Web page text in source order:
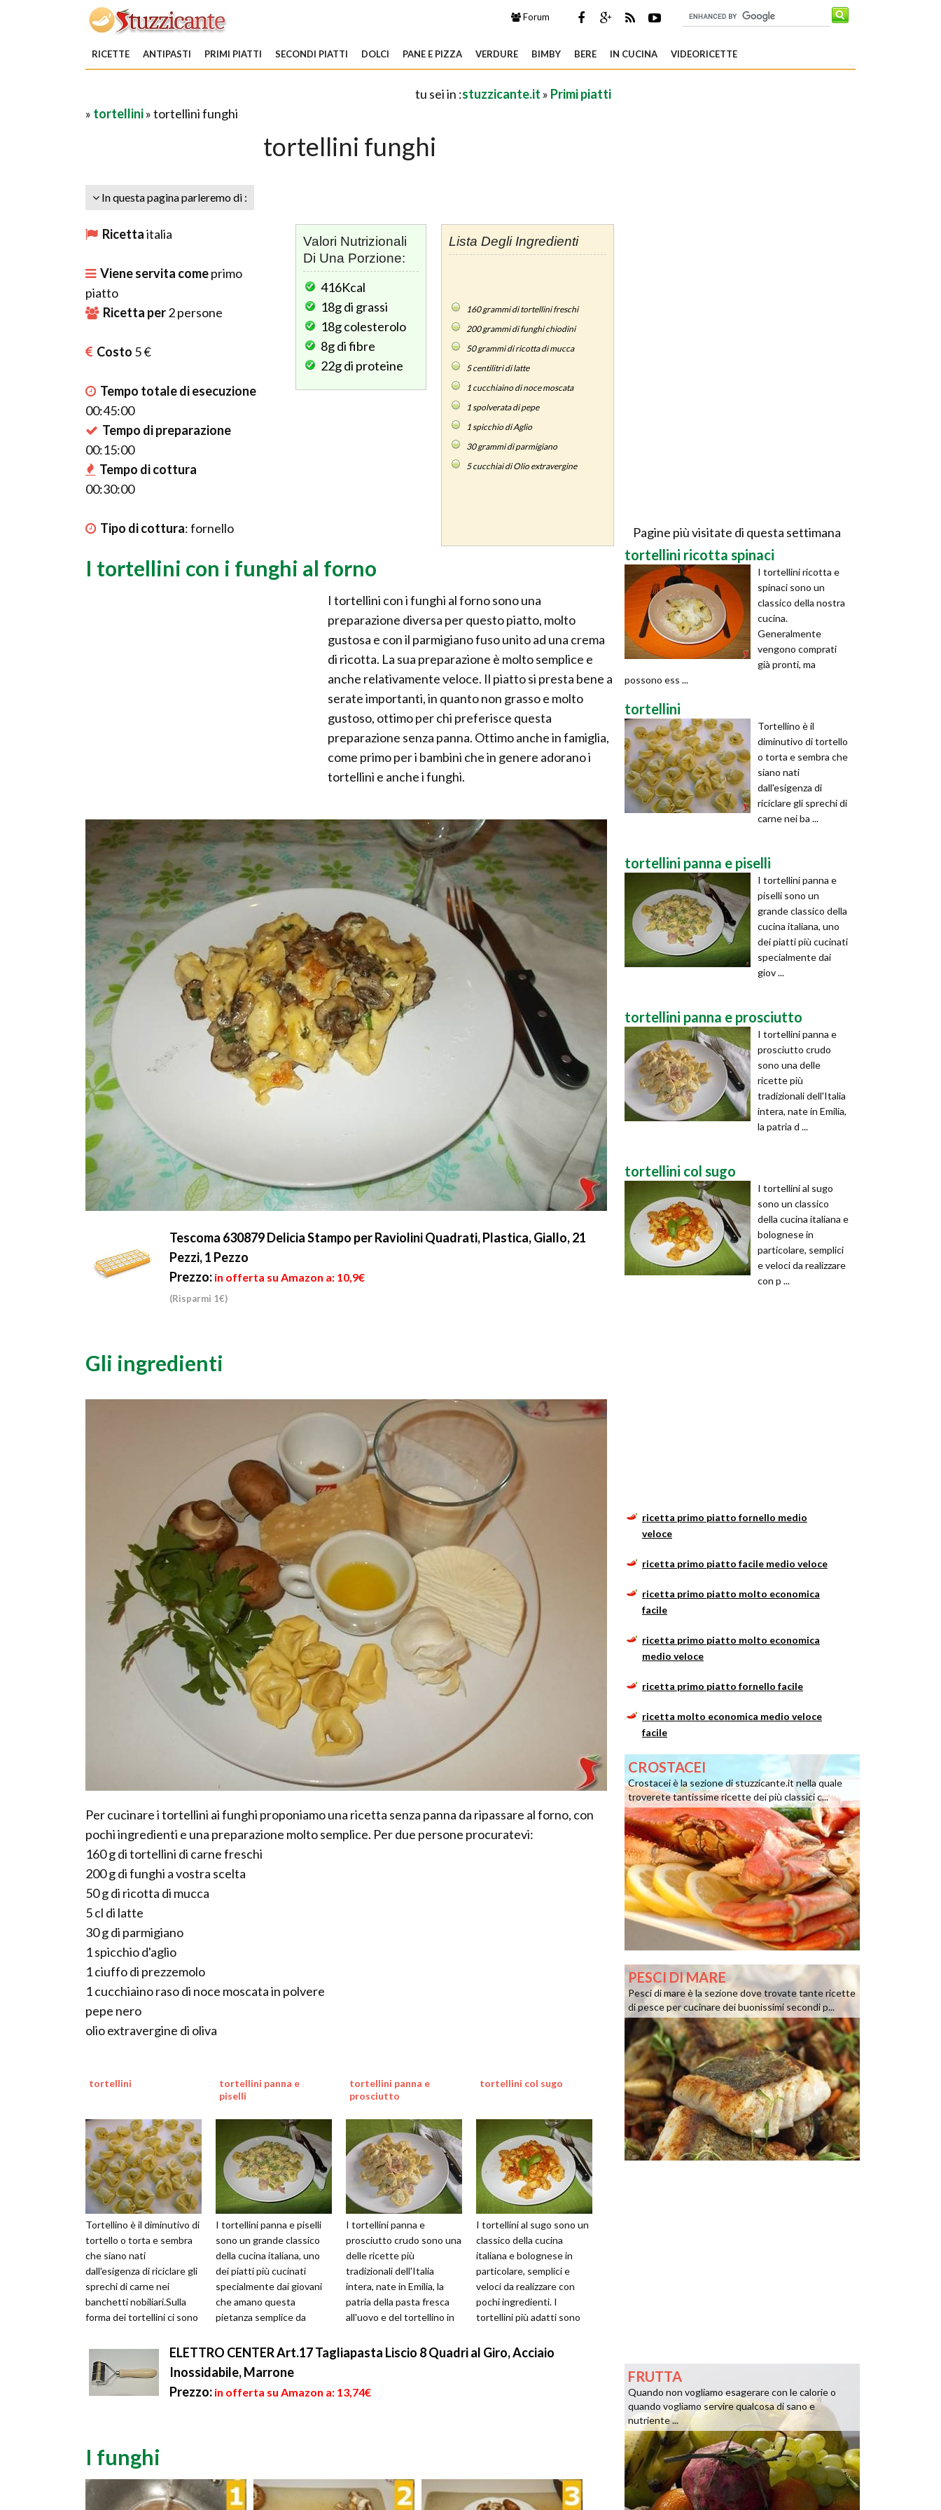
Forum
RICETTE ANTIPASTI PRIMI PIATTI SECONDI PIATTI DOLCI PANE E PIZZA VERDURE BIMBY BERE IN CUCINA VIDEORICETTE
tu sei in :stuzzicante.it » Primi piatti
» tortellini» tortellini funghi
tortellini funghi
In questa pagina parleremo di :
Ricettaitalia
Viene servita comeprimo
piatto
Ricetta per2persone
Costo 5 €
Tempo totale di esecuzione
00:45:00
Tempo di preparazione
00:15:00
Tempo di cottura
00:30:00
Tipo di cottura:fornello
Lista Degli Ingredienti
160grammi di tortellini freschi
200grammi di funghi chiodini
50grammi di ricotta di mucca
5centilitri di latte
1cucchiaino di noce moscata
1spolverata di pepe
1spicchio di Aglio
30grammi di parmigiano
5cucchiai di Olio extravergine
Valori Nutrizionali
Di Una Porzione:
416Kcal
18gdi grassi
18gcolesterolo
8gdi fibre
22gdi proteine
I tortellini con i funghi al forno
I tortellini con i funghi al forno sono una
preparazione diversa per questo piatto, molto
gustosa e con il parmigiano fuso unito ad una crema
di ricotta. La sua preparazione è molto semplice e
anche relativamente veloce. Il piatto si presta bene a
serate importanti, in quanto non grasso e molto
gustoso, ottimo per chi preferisce questa
preparazione senza panna. Ottimo anche in famiglia,
come primo per i bambini che in genere adorano i
tortellini e anche i funghi.
Tescoma 630879 Delicia Stampo per Raviolini Quadrati, Plastica, Giallo, 21
Pezzi, 1 Pezzo
Prezzo: in offerta su Amazon a: 10,9€
(Risparmi 1€)
Gli ingredienti
Per cucinare i tortellini ai funghi proponiamo una ricetta senza panna da ripassare al forno, con
pochi ingredienti e una preparazione molto semplice. Per due persone procuratevi:
160 g di tortellini di carne freschi
200 g di funghi a vostra scelta
50 g di ricotta di mucca
5 cl di latte
30 g di parmigiano
1 spicchio d'aglio
1 ciuffo di prezzemolo
1 cucchiaino raso di noce moscata in polvere
pepe nero
olio extravergine di oliva
tortellini
Tortellino è il diminutivo di
tortello o torta e sembra
che siano nati
dall'esigenza di riciclare gli
sprechi di carne nei
banchetti nobiliari.Sulla
forma dei tortellini ci sono
tortellini panna e
piselli
I tortellini panna e piselli
sono un grande classico
della cucina italiana, uno
dei piatti più cucinati
specialmente dai giovani
che amano questa
pietanza semplice da
Con i...
tortellini panna e
prosciutto
I tortellini panna e
prosciutto crudo sono una
delle ricette più
tradizionali dell'Italia
intera, nate in Emilia, la
patria della pasta fresca
all'uovo e del tortellino in
tortellini col sugo
I tortellini al sugo sono un
classico della cucina
italiana e bolognese in
particolare, semplici e
veloci da realizzare con
pochi ingredienti. I
tortellini più adatti sono
c...
ELETTRO CENTER Art.17 Tagliapasta Liscio 8 Quadri al Giro, Acciaio
Inossidabile, Marrone
Prezzo: in offerta su Amazon a: 13,74€
I funghi
Pagine più visitate di questa settimana
tortellini ricotta spinaci
I tortellini ricotta e
spinaci sono un
classico della nostra
cucina.
Generalmente
vengono comprati
già pronti, ma
possono ess ...
tortellini
Tortellino è il
diminutivo di tortello
o torta e sembra che
siano nati
dall'esigenza di
riciclare gli sprechi di
carne nei ba ...
tortellini panna e piselli
I tortellini panna e
piselli sono un
grande classico della
cucina italiana, uno
dei piatti più cucinati
specialmente dai
giov ...
tortellini panna e prosciutto
I tortellini panna e
prosciutto crudo
sono una delle
ricette più
tradizionali dell'Italia
intera, nate in Emilia,
la patria d ...
tortellini col sugo
I tortellini al sugo
sono un classico
della cucina italiana e
bolognese in
particolare, semplici
e veloci da realizzare
con p ...
ricetta primo piatto fornello medio
veloce
ricetta primo piatto facile medio veloce
ricetta primo piatto molto economica
facile
ricetta primo piatto molto economica
medio veloce
ricetta primo piatto fornello facile
ricetta molto economica medio veloce
facile
CROSTACEI
Crostacei è la sezione di stuzzicante.it nella quale
troverete tantissime ricette dei più classici c...
PESCI DI MARE
Pesci di mare è la sezione dove trovate tante ricette
di pesce per cucinare dei buonissimi secondi p...
FRUTTA
Quando non vogliamo esagerare con le calorie o
quando vogliamo servire qualcosa di sano e
nutriente ...